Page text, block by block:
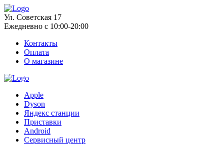
Ул. Советская 17
Ежедневно с 10:00-20:00
Контакты
Оплата
О магазине
Apple
Dyson
Яндекс станции
Приставки
Android
Сервисный центр